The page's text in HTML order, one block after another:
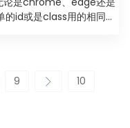
的id或是class用的相同
9 10